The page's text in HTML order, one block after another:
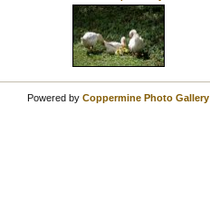
Powered by Coppermine Photo Gallery